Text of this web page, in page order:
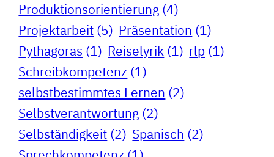
Produktionsorientierung (4)
Projektarbeit (5) Präsentation (1)
Pythagoras (1) Reiselyrik (1) rlp (1)
Schreibkompetenz (1)
selbstbestimmtes Lernen (2)
Selbstverantwortung (2)
Selbständigkeit (2) Spanisch (2)